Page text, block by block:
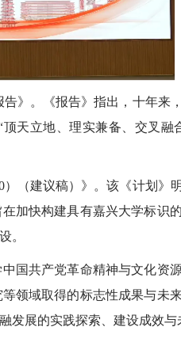
》。《报告》指出，十年来
天立地、理实兼备、交叉融
（建议稿）》。该《计划》
加快构建具有嘉兴大学标识
。
国共产党革命精神与文化资
领域取得的标志性成果与未
展的实践探索、建设成效与